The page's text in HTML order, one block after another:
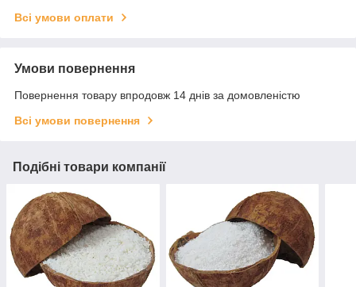
Всі умови оплати
Умови повернення
Повернення товару впродовж 14 днів за домовленістю
Всі умови повернення
Подібні товари компанії